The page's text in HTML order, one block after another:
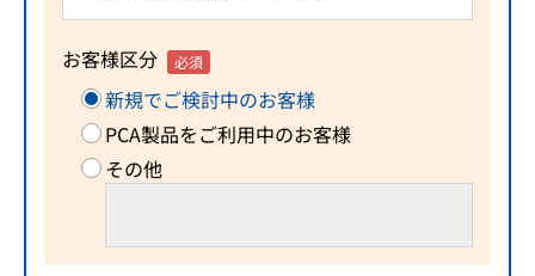
お客様区分 必須
新規でご検討中のお客様
PCA製品をご利用中のお客様
その他